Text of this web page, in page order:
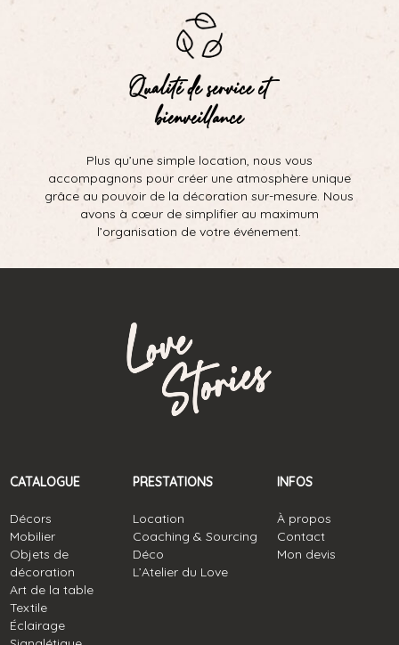
Qualité de service et
bienveillance
Plus qu’une simple location, nous vous
accompagnons pour créer une atmosphère unique
grâce au pouvoir de la décoration sur-mesure. Nous
avons à cœur de simplifier au maximum
l’organisation de votre événement.
CATALOGUE
Décors
Mobilier
Objets de
décoration
Art de la table
Textile
Éclairage
PRESTATIONS
Location
Coaching & Sourcing
Déco
L’Atelier du Love
INFOS
À propos
Contact
Mon devis